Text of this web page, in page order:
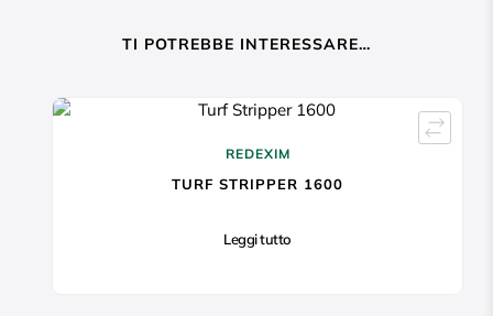
TI POTREBBE INTERESSARE…
REDEXIM
TURF STRIPPER 1600
Leggi tutto